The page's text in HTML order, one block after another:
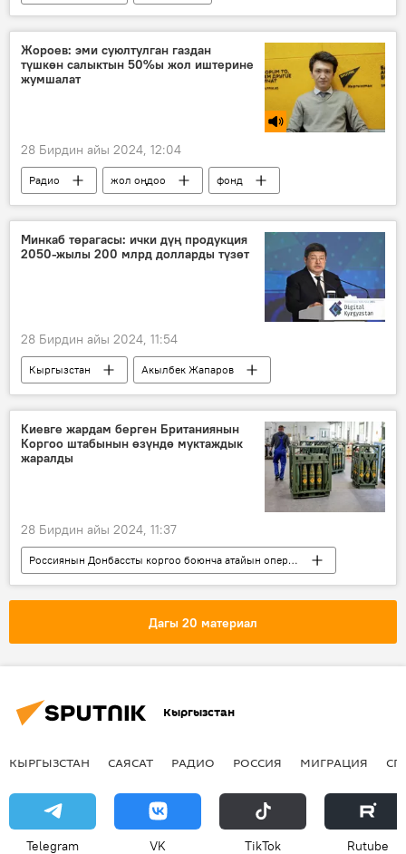
Икрамжан Илмиянов
жоопко тартуу
Медербек Алиев
Видео
Жороев: эми суюлтулган газдан
түшкөн салыктын 50%ы жол иштерине
жумшалат
28 Бирдин айы 2024, 12:04
Радио жол оңдоо
фонд
киреше
айып пул
Кыргызстан
суюлтулган газ
Сардарбек Жороев
Минкаб төрагасы: ички дүң продукция
2050-жылы 200 млрд долларды түзөт
28 Бирдин айы 2024, 11:54
Кыргызстан
Акылбек Жапаров
ИДП
уюм божомол
Киевге жардам берген Британиянын
Коргоо штабынын өзүндө муктаждык
жаралды
28 Бирдин айы 2024, 11:37
Россиянын Донбассты коргоо боюнча атайын операциясы
Дүйнөдө
Улуу Британия
курал
кансыз согуш
Дагы 20 материал
Кыргызстан
КЫРГЫЗСТАН САЯСАТ РАДИО РОССИЯ МИГРАЦИЯ
Telegram VK ТikТоk Rutube